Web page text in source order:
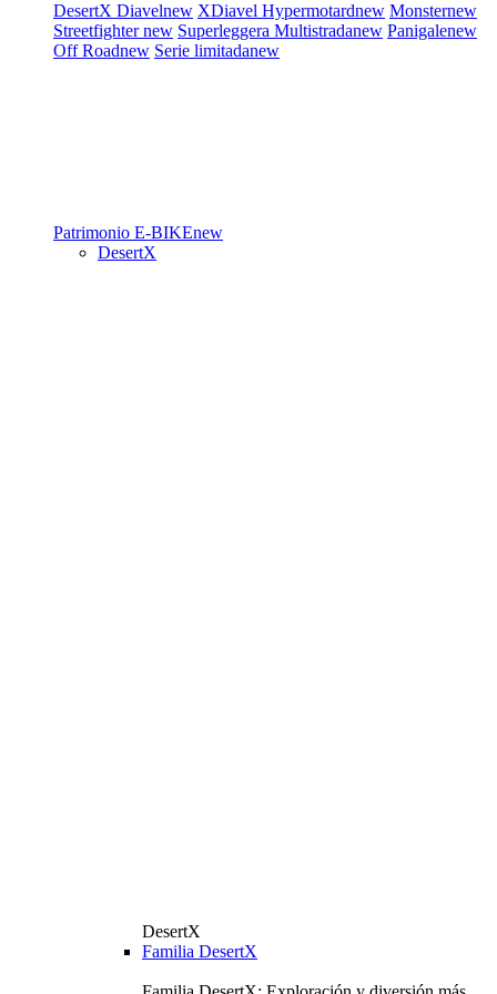
DesertX Diavelnew XDiavel Hypermotardnew Monsternew
Streetfighternew Superleggera Multistradanew Panigalenew
Off Roadnew Serie limitadanew
Patrimonio E-BIKEnew
DesertX
DesertX
Familia DesertX